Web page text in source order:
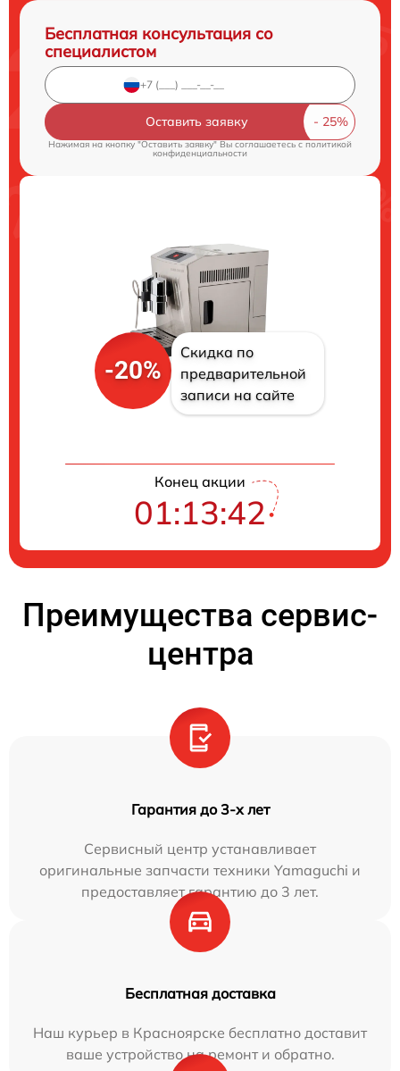
Бесплатная консультация со
специалистом
Оставить заявку
Нажимая на кнопку "Оставить заявку" Вы соглашаетесь cполитикой
конфиденциальности
-20%
Скидка по
предварительной
записи на сайте
Конец акции
01:13:42
Преимущества сервис-
центра
Гарантия до 3-х лет
Сервисный центр устанавливает
оригинальные запчасти техники Yamaguchi и
предоставляет гарантию до 3 лет.
Бесплатная доставка
Наш курьер в Красноярске бесплатно доставит
ваше устройство на ремонт и обратно.